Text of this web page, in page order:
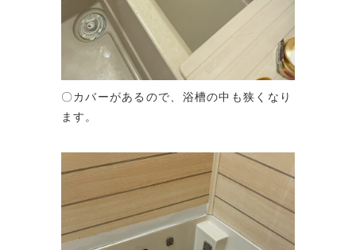
〇カバーがあるので、浴槽の中も狭くなり
ます。